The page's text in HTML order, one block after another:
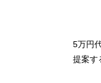
5万円
提案す